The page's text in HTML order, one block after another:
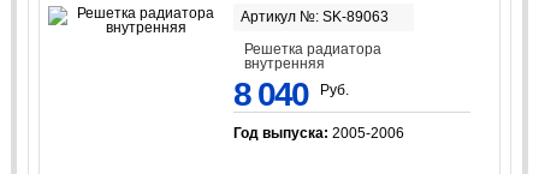
Артикул №: SK-89063
Решетка радиатора
внутренняя
8 040 Руб.
Год выпуска: 2005-2006